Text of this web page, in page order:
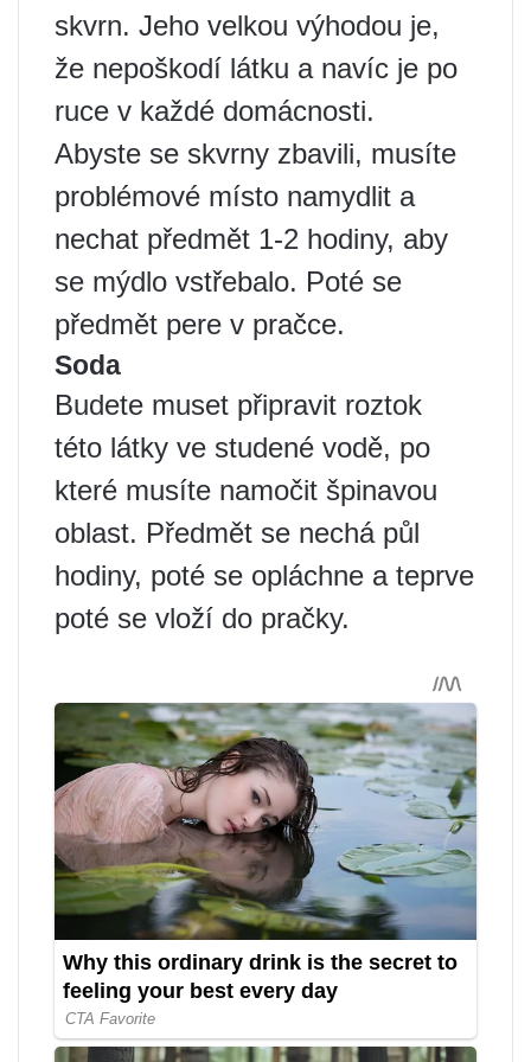
skvrn. Jeho velkou výhodou je,
že nepoškodí látku a navíc je po
ruce v každé domácnosti.
Abyste se skvrny zbavili, musíte
problémové místo namydlit a
nechat předmět 1-2 hodiny, aby
se mýdlo vstřebalo. Poté se
předmět pere v pračce.
Soda
Budete muset připravit roztok
této látky ve studené vodě, po
které musíte namočit špinavou
oblast. Předmět se nechá půl
hodiny, poté se opláchne a teprve
poté se vloží do pračky.